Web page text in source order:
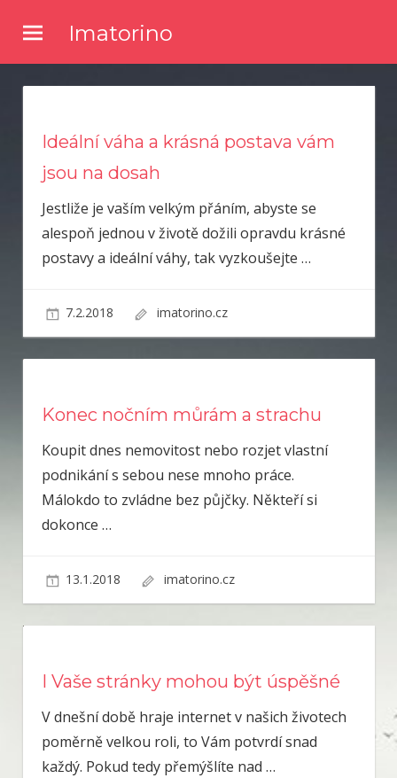
content
Imatorino
Ideální váha a krásná postava vám
jsou na dosah
Jestliže je vaším velkým přáním, abyste se
alespoň jednou v životě dožili opravdu krásné
postavy a ideální váhy, tak vyzkoušejte …
7.2.2018 imatorino.cz
Konec nočním můrám a strachu
Koupit dnes nemovitost nebo rozjet vlastní
podnikání s sebou nese mnoho práce.
Málokdo to zvládne bez půjčky. Někteří si
dokonce …
13.1.2018 imatorino.cz
I Vaše stránky mohou být úspěšné
V dnešní době hraje internet v našich životech
poměrně velkou roli, to Vám potvrdí snad
každý. Pokud tedy přemýšlíte nad …